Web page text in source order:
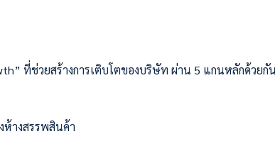
ที่ช่วยสร้างการเติบโตของบริษัท ผ่าน 5 แกนหลักด้วยกั
ห้างสรรพสินค้า